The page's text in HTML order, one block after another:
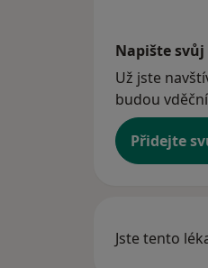
Napište
Už jste
budou
Přidejte
Jste tento